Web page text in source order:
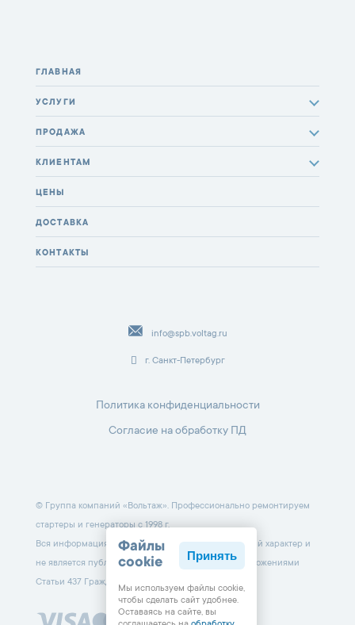
ГЛАВНАЯ
УСЛУГИ
ПРОДАЖА
КЛИЕНТАМ
ЦЕНЫ
ДОСТАВКА
КОНТАКТЫ
info@spb.voltag.ru
г. Санкт-Петербург
Политика конфиденциальности
Согласие на обработку ПД
© Группа компаний «Вольтаж». Профессионально ремонтируем
стартеры и генераторы с 1998 г.
Вся информация на данном сайте носит справочный характер и
не является публичной офертой, определяемой положениями
Статьи 437 Гражданского кодекса РФ.
Файлы
cookie
Принять
Мы используем файлы cookie,
чтобы cделать сайт удобнее.
Оставаясь на сайте, вы